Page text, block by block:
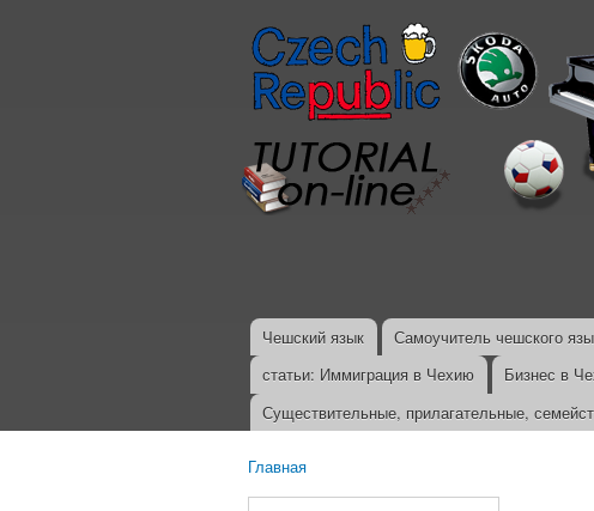
Главное меню
Чешский язык Самоучитель чешского
статьи: Иммиграция в Чехию
Бизнес в
Существительные, прилагательные,
Главная